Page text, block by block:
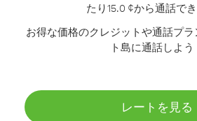
たり15.0 ¢から通話でき
お得な価格のクレジットや通話プ
ト島に通話しよう
レートを見る